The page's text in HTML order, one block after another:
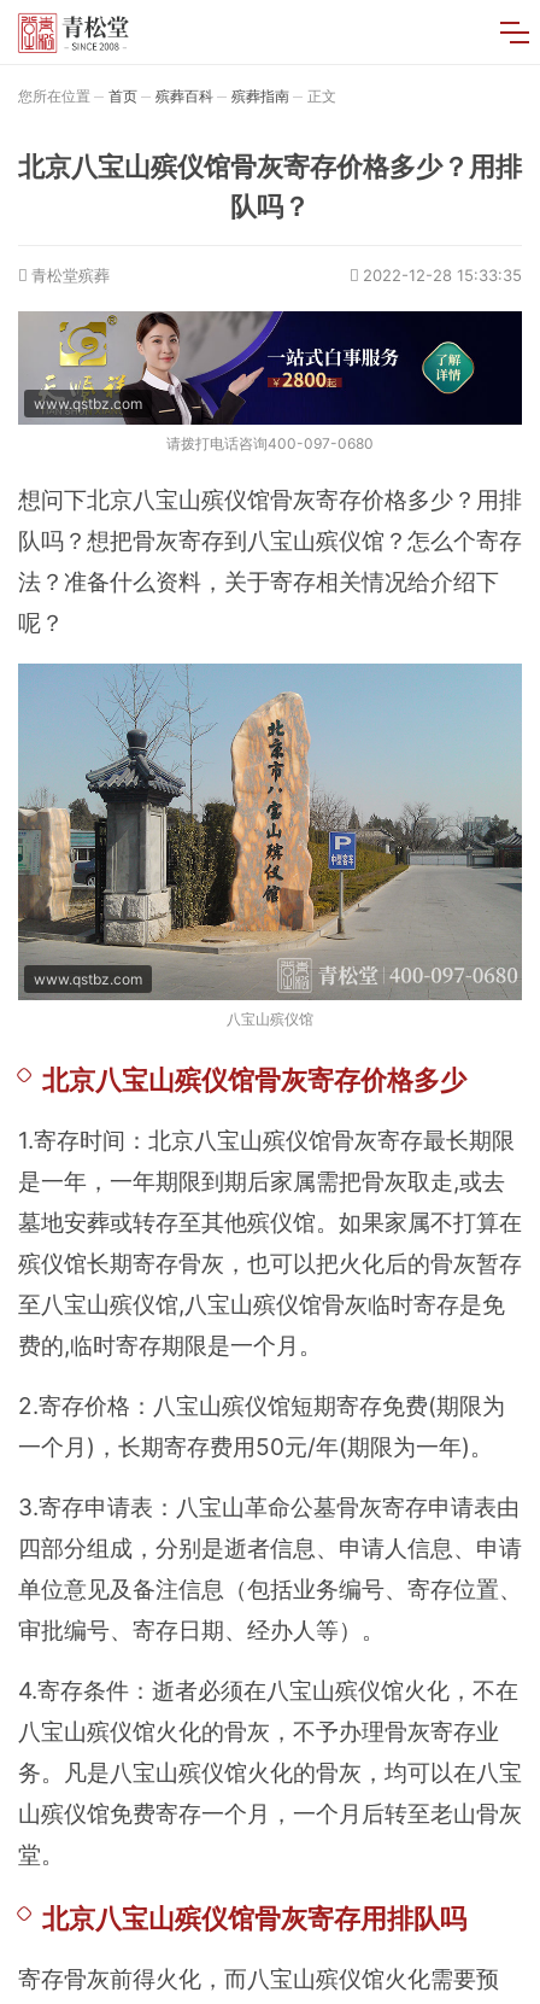
您所在位置 首页 殡葬百科 殡葬指南 正文
北京八宝山殡仪馆骨灰寄存价格多少？用排
队吗？
青松堂殡葬 2022-12-28 15:33:35
请拨打电话咨询400-097-0680
www.qstbz.com
想问下北京八宝山殡仪馆骨灰寄存价格多少？用排
队吗？想把骨灰寄存到八宝山殡仪馆？怎么个寄存
法？准备什么资料，关于寄存相关情况给介绍下
呢？
八宝山殡仪馆
www.qstbz.com
北京八宝山殡仪馆骨灰寄存价格多少
1.寄存时间：北京八宝山殡仪馆骨灰寄存最长期限
是一年，一年期限到期后家属需把骨灰取走,或去
墓地安葬或转存至其他殡仪馆。如果家属不打算在
殡仪馆长期寄存骨灰，也可以把火化后的骨灰暂存
至八宝山殡仪馆,八宝山殡仪馆骨灰临时寄存是免
费的,临时寄存期限是一个月。
2.寄存价格：八宝山殡仪馆短期寄存免费(期限为
一个月)，长期寄存费用50元/年(期限为一年)。
3.寄存申请表：八宝山革命公墓骨灰寄存申请表由
四部分组成，分别是逝者信息、申请人信息、申请
单位意见及备注信息（包括业务编号、寄存位置、
审批编号、寄存日期、经办人等）。
4.寄存条件：逝者必须在八宝山殡仪馆火化，不在
八宝山殡仪馆火化的骨灰，不予办理骨灰寄存业
务。凡是八宝山殡仪馆火化的骨灰，均可以在八宝
山殡仪馆免费寄存一个月，一个月后转至老山骨灰
堂。
北京八宝山殡仪馆骨灰寄存用排队吗
寄存骨灰前得火化，而八宝山殡仪馆火化需要预